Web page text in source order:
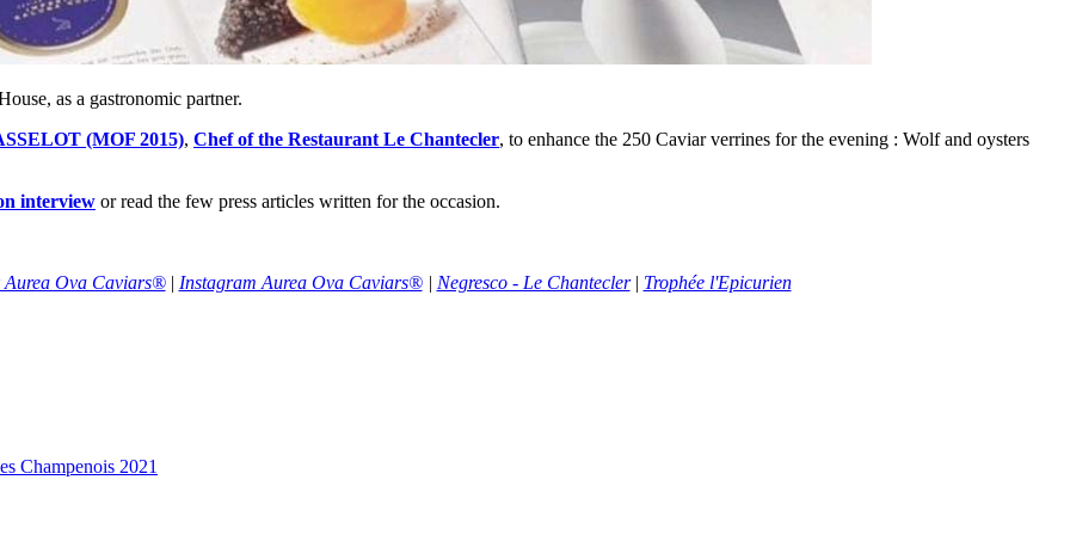
as a gastronomic partner.
(MOF 2015), Chef of the Restaurant Le Chantecler, to enhance the 250 Caviar verrines for the evening : Wolf and oysters
interview or read the few press articles written for the occasion.
Aurea Ova Caviars®| Instagram Aurea Ova Caviars®| Negresco - Le Chantecler| Trophée l'Epicurien
Champenois 2021